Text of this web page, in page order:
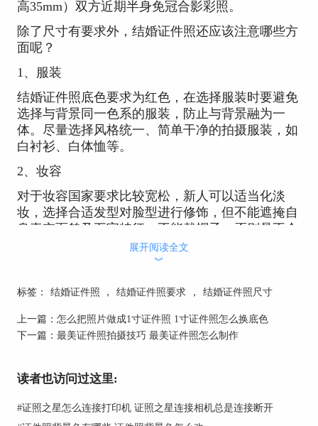
高35mm）双方近期半身免冠合影彩照。
除了尺寸有要求外，结婚证件照还应该注意哪些方
面呢？
1、服装
结婚证件照底色要求为红色，在选择服装时要避免
选择与背景同一色系的服装，防止与背景融为一
体。尽量选择风格统一、简单干净的拍摄服装，如
白衬衫、白体恤等。
2、妆容
对于妆容国家要求比较宽松，新人可以适当化淡
妆，选择合适发型对脸型进行修饰，但不能遮掩自
身真实面貌及五官特征，不能戴帽子。否则是不会
被婚姻登记处进行受理的。
拍摄结婚登记照是开心的事情，不适合严肃的表
情，适当的微笑会为证件照增添幸福的光彩。
最后要注意的是结婚登记照不可以使用艺术照、婚
二、怎么p图结婚证件照
当我们去影楼进行拍摄结婚证件照时，别人会做好
展开阅读全文
︾
标签： 结婚证件照 ， 结婚证件照要求 ， 结婚证件照尺寸
上一篇： 怎么把照片做成1寸证件照 1寸证件照怎么换底色
下一篇： 最美证件照拍摄技巧 最美证件照怎么制作
读者也访问过这里:
#证照之星怎么连接打印机 证照之星连接相机总是连接断开